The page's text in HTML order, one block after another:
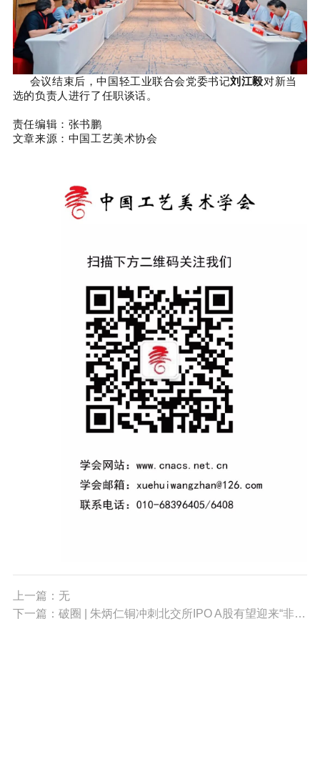
会议结束后，中国轻工业联合会党委书记刘江毅对新当
选的负责人进行了任职谈话。
责任编辑：张书鹏
文章来源：中国工艺美术协会
上一篇：无
下一篇：破圈 | 朱炳仁铜冲刺北交所IPO A股有望迎来“非遗国潮第一股”